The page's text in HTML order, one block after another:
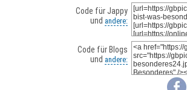
Code für Jappy
und andere:
Code für Blogs
und andere: